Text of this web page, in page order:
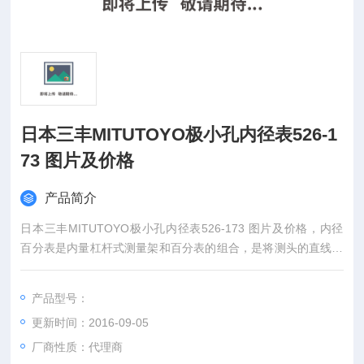
日本三丰MITUTOYO极小孔内径表526-1
73 图片及价格
产品简介
日本三丰MITUTOYO极小孔内径表526-173 图片及价格，内径
百分表是内量杠杆式测量架和百分表的组合，是将测头的直线位
移变为指针的角位移的计量器具用比较测量法测量或检验零件的
产品型号：
更新时间：2016-09-05
厂商性质：代理商